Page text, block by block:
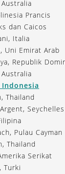
Prancis
dan Caicos
Italia
Uni Emirat Arab
Republik
Indonesia
Thailand
Seychelles
Pulau Cayman
Thailand
Serikat
Turki